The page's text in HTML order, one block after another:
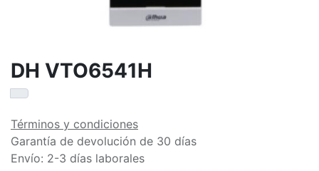
DH VTO6541H
Términos y condiciones
Garantía de devolución de 30 días
Envío: 2-3 días laborales